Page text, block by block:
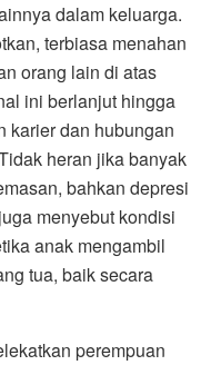
dalam keluarga.
terbiasa menahan
orang lain di atas
ini berlanjut hingga
karier dan hubungan
heran jika banyak
bahkan depresi
menyebut kondisi
anak mengambil
tua, baik secara
perempuan